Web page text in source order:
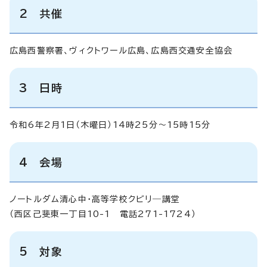
2 共催
広島西警察署、ヴィクトワール広島、広島西交通安全協会
3 日時
令和6年2月1日（木曜日）14時25分～15時15分
4 会場
ノートルダム清心中・高等学校クビリ―講堂
（西区己斐東一丁目10-1 電話271-1724）
5 対象